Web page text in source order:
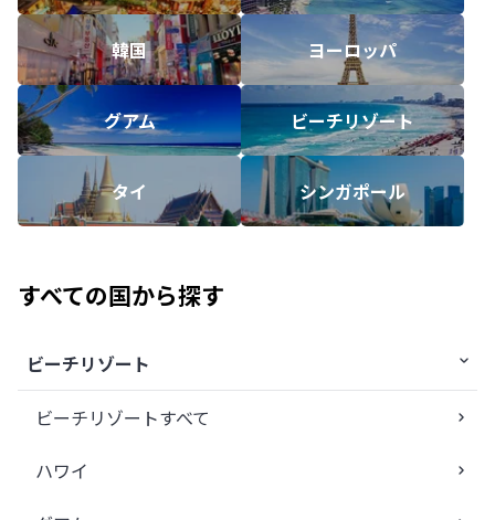
韓国 ヨーロッパ
グアム ビーチリゾート
タイ シンガポール
すべての国から探す
ビーチリゾート
ビーチリゾートすべて
ハワイ